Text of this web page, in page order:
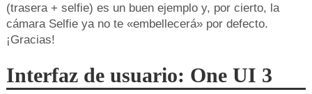
(trasera + selfie) es un buen ejemplo y, por cierto, la
cámara Selfie ya no te «embellecerá» por defecto.
¡Gracias!
Interfaz de usuario: One UI 3